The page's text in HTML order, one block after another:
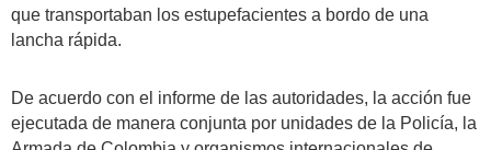
que transportaban los estupefacientes a bordo de una
lancha rápida.
De acuerdo con el informe de las autoridades, la acción fue
ejecutada de manera conjunta por unidades de la Policía, la